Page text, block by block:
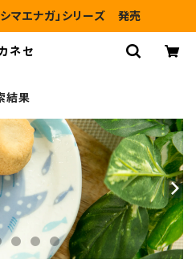
マエナガ」シリーズ 発売
ネセ
結果